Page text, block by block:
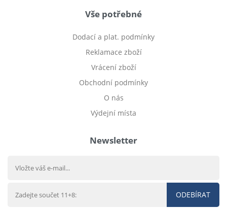
Vše potřebné
Dodací a plat. podmínky
Reklamace zboží
Vrácení zboží
Obchodní podmínky
O nás
Výdejní místa
Newsletter
ODEBÍRAT